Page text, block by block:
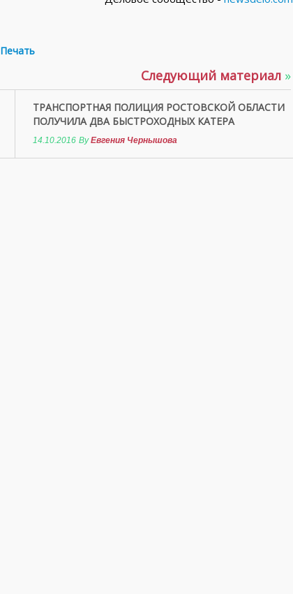
Печать
Следующий материал »
ТРАНСПОРТНАЯ ПОЛИЦИЯ РОСТОВСКОЙ ОБЛАСТИ
ПОЛУЧИЛА ДВА БЫСТРОХОДНЫХ КАТЕРА
14.10.2016 ByЕвгения Чернышова